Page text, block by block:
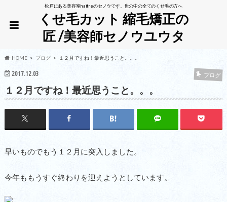
松戸にある美容室naitreのセノウです。世の中の全てのくせ毛の方へ
くせ毛カット 縮毛矯正の
匠 /美容師セノウユウタ
HOME ブログ １２月ですね！最近思うこと。。。
2017.12.03 ブログ
１２月ですね！最近思うこと。。。
早いものでもう１２月に突入しました。
今年ももうすぐ終わりを迎えようとしています。